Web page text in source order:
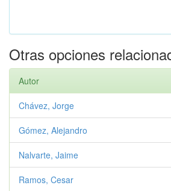
Otras opciones
Autor
Chávez, Jorge
Gómez, Alejandro
Nalvarte, Jaime
Ramos, Cesar